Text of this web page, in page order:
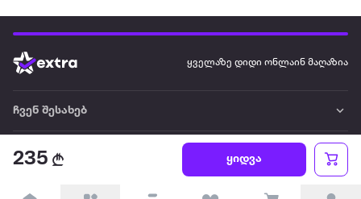
235 ყიდვა
ყველაზე დიდი ონლაინ მაღაზია
ჩვენ შესახებ
წესები და პირობები
პარტნიორებისთვის